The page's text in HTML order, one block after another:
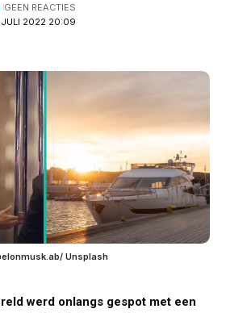
JULI 2022 20:09
GEEN REACTIES
Unsplash
werd onlangs gespot met een